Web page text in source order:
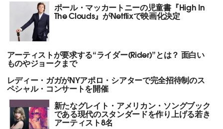
ポール・マッカートニーの児童書『High In
The Clouds』がNetflixで映画化決定
アーティストが要求する“ライダー(Rider)”とは？ 面白い
ものやジョークまで
レディー・ガガがNYアポロ・シアターで完全招待制のス
ペシャル・コンサートを開催
新たなグレイト・アメリカン・ソングブック
である現代のスタンダードを作り上げる若き
アーティスト8名